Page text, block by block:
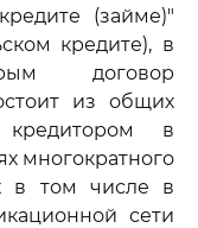
(займе)"
кредите), в
договор
из общих
кредитором в
многократного
в том числе в
сети